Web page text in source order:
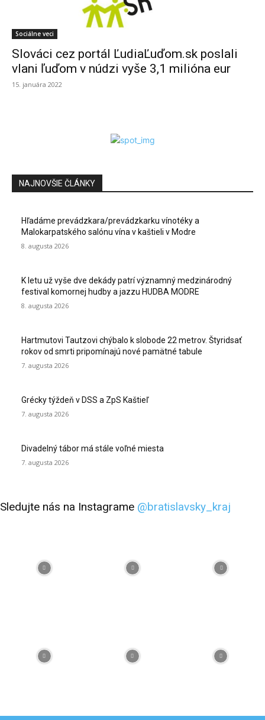
Sociálne veci
Slováci cez portál ĽudiaĽuďom.sk poslali
vlani ľuďom v núdzi vyše 3,1 milióna eur
15. januára 2022
NAJNOVŠIE ČLÁNKY
Hľadáme prevádzkara/prevádzkarku vínotéky a
Malokarpatského salónu vína v kaštieli v Modre
8. augusta 2026
K letu už vyše dve dekády patrí významný medzinárodný
festival komornej hudby a jazzu HUDBA MODRE
8. augusta 2026
Hartmutovi Tautzovi chýbalo k slobode 22 metrov. Štyridsať
rokov od smrti pripomínajú nové pamätné tabule
7. augusta 2026
Grécky týždeň v DSS a ZpS Kaštieľ
7. augusta 2026
Divadelný tábor má stále voľné miesta
7. augusta 2026
Sledujte nás na Instagrame @bratislavsky_kraj